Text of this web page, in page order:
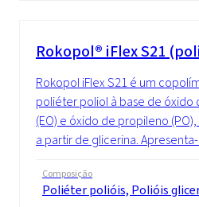
Rokopol® iFlex S21
Rokopol iFlex S21 é um
poliéter poliol à base de óxido
(EO) e óxido de propileno (PO),
a partir de glicerina. Apresenta-
Composição
Poliéter polióis, Polióis